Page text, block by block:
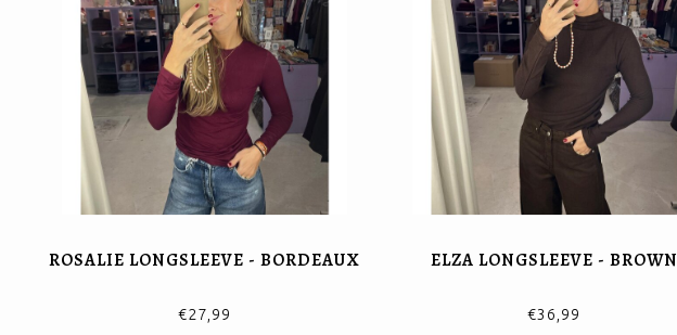
ROSALIE LONGSLEEVE - BORDEAUX
€27,99
ELZA LONGSLEEVE - BROWN
€36,99